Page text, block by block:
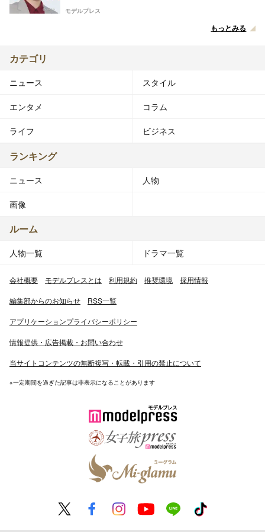
モデルプレス
もっとみる
カテゴリ
ニュース スタイル
エンタメ コラム
ライフ ビジネス
ランキング
ニュース 人物
画像
ルーム
人物一覧 ドラマ一覧
会社概要 モデルプレスとは 利用規約 推奨環境 採用情報
編集部からのお知らせ RSS一覧
アプリケーションプライバシーポリシー
情報提供・広告掲載・お問い合わせ
当サイトコンテンツの無断複写・転載・引用の禁止について
※一定期間を過ぎた記事は非表示になることがあります